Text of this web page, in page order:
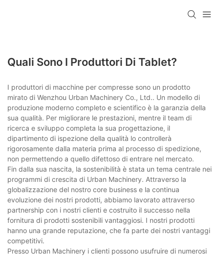
Quali Sono I Produttori Di Tablet?
I produttori di macchine per compresse sono un prodotto
mirato di Wenzhou Urban Machinery Co., Ltd.. Un modello di
produzione moderno completo e scientifico è la garanzia della
sua qualità. Per migliorare le prestazioni, mentre il team di
ricerca e sviluppo completa la sua progettazione, il
dipartimento di ispezione della qualità lo controllerà
rigorosamente dalla materia prima al processo di spedizione,
non permettendo a quello difettoso di entrare nel mercato.
Fin dalla sua nascita, la sostenibilità è stata un tema centrale nei
programmi di crescita di Urban Machinery. Attraverso la
globalizzazione del nostro core business e la continua
evoluzione dei nostri prodotti, abbiamo lavorato attraverso
partnership con i nostri clienti e costruito il successo nella
fornitura di prodotti sostenibili vantaggiosi. I nostri prodotti
hanno una grande reputazione, che fa parte dei nostri vantaggi
competitivi.
Presso Urban Machinery i clienti possono usufruire di numerosi